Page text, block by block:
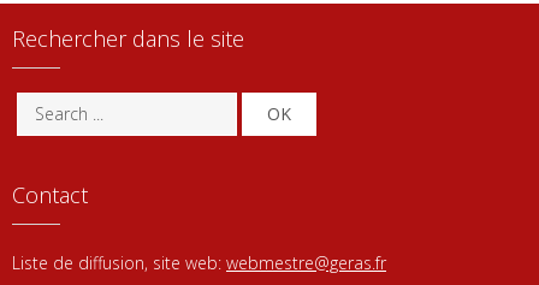
Rechercher dans le site
OK
Contact
Liste de diffusion, site web: webmestre@geras.fr